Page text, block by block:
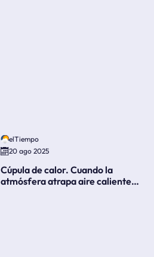
elTiempo
20 ago 2025
Cúpula de calor. Cuando la
atmósfera atrapa aire caliente